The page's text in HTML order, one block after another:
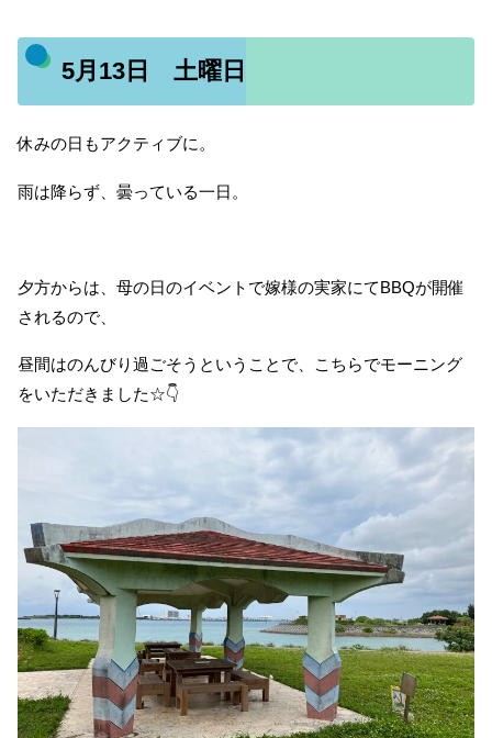
5月13日 土曜日
休みの日もアクティブに。
雨は降らず、曇っている一日。
夕方からは、母の日のイベントで嫁様の実家にてBBQが開催
されるので、
昼間はのんびり過ごそうということで、こちらでモーニング
をいただきました☆👇